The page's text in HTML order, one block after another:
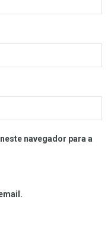
navegador para a